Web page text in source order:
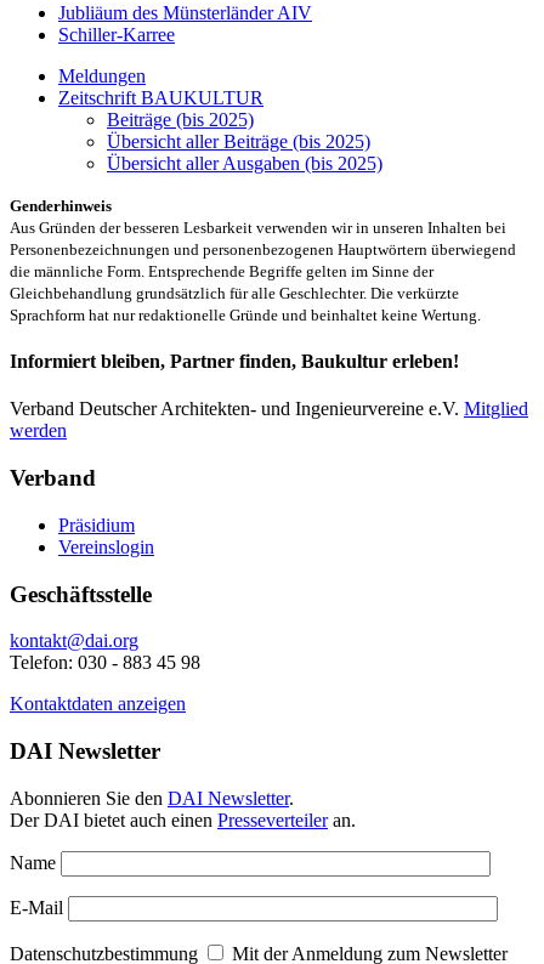
Jubliäum des Münsterländer AIV
Schiller-Karree
Meldungen
Zeitschrift BAUKULTUR
Beiträge (bis 2025)
Übersicht aller Beiträge (bis 2025)
Übersicht aller Ausgaben (bis 2025)
Genderhinweis
Aus Gründen der besseren Lesbarkeit verwenden wir in unseren Inhalten bei
Personenbezeichnungen und personenbezogenen Hauptwörtern überwiegend
die männliche Form. Entsprechende Begriffe gelten im Sinne der
Gleichbehandlung grundsätzlich für alle Geschlechter. Die verkürzte
Sprachform hat nur redaktionelle Gründe und beinhaltet keine Wertung.
Informiert bleiben, Partner finden, Baukultur erleben!
Verband Deutscher Architekten- und Ingenieurvereine e.V. Mitglied
werden
Verband
Präsidium
Vereinslogin
Geschäftsstelle
kontakt@dai.org
Telefon: 030 - 883 45 98
Kontaktdaten anzeigen
DAI Newsletter
Abonnieren Sie den DAI Newsletter.
Der DAI bietet auch einen Presseverteileran.
Name
E-Mail
Datenschutzbestimmung Mit der Anmeldung zum Newsletter